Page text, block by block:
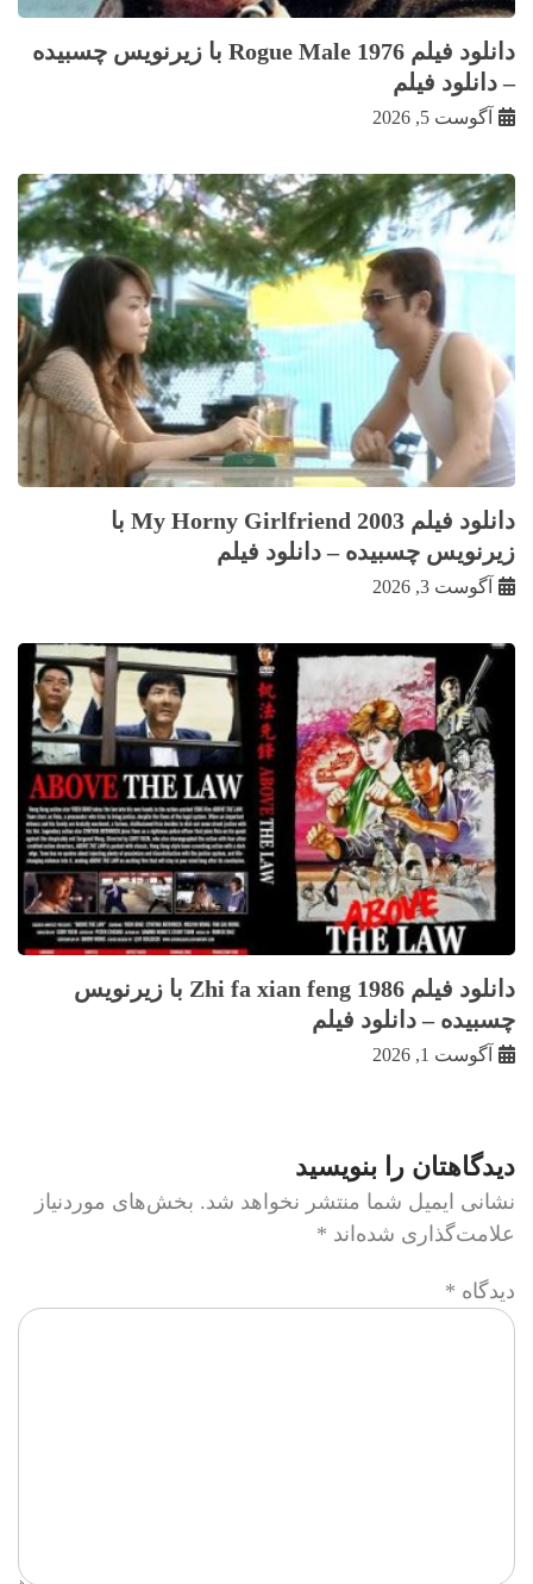
دانلود فیلم Rogue Male 1976 با زيرنويس چسبيده
– دانلود فیلم
آگوست 5, 2026
دانلود فیلم My Horny Girlfriend 2003 با
زيرنويس چسبيده – دانلود فیلم
آگوست 3, 2026
دانلود فیلم Zhi fa xian feng 1986 با زيرنويس
چسبيده – دانلود فیلم
آگوست 1, 2026
دیدگاهتان را بنویسید
نشانی ایمیل شما منتشر نخواهد شد. بخش‌های موردنیاز
علامت‌گذاری شده‌اند *
دیدگاه *